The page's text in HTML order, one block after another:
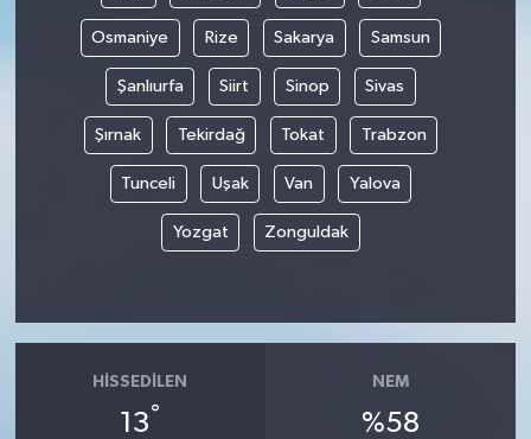
Osmaniye Rize Sakarya Samsun
Şanlıurfa Siirt Sinop Sivas
Şırnak Tekirdağ Tokat Trabzon
Tunceli Uşak Van Yalova
Yozgat Zonguldak
HISSEDILEN
13°
NEM
%58